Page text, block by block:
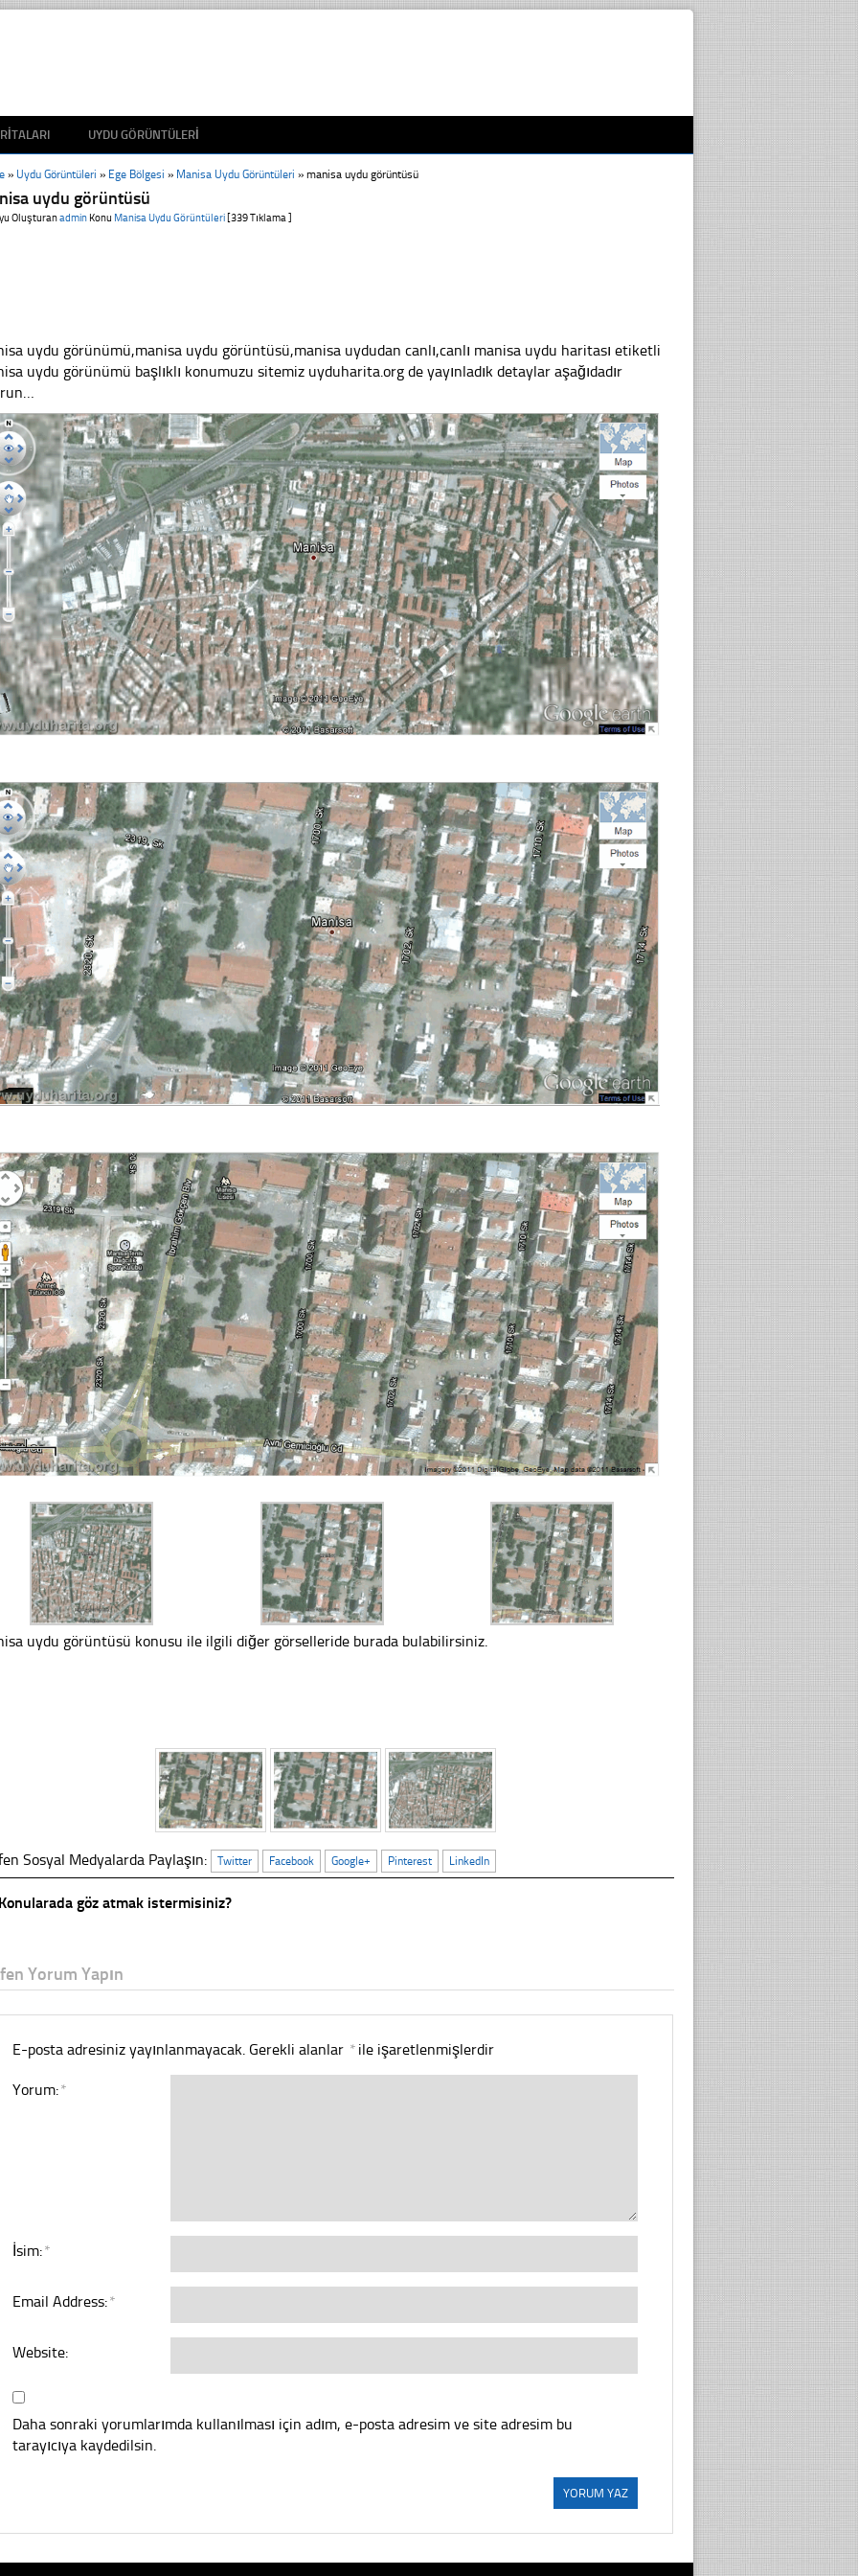
UYDU GÖRÜNTÜLERI
» Uydu Görüntüleri » Ege Bölgesi » Manisa Uydu Görüntüleri »manisa uydu görüntüsü
uydu görüntüsü
Oluşturanadmin Konu Manisa Uydu Görüntüleri [339 Tıklama ]
uydu görünümü,manisa uydu görüntüsü,manisa uydudan canlı,canlı manisa uydu haritası etiketli
uydu görünümü başlıklı konumuzu sitemiz uyduharita.org de yayınladık detaylar aşağıdadır
uydu görüntüsü konusu ile ilgili diğer görselleride burada bulabilirsiniz.
Sosyal Medyalarda Paylaşın: Twitter Facebook Google+ Pinterest LinkedIn
göz atmak istermisiniz?
Yorum Yapın
E-posta adresiniz yayınlanmayacak. Gerekli alanlar *ile işaretlenmişlerdir
Yorum:*
İsim:*
Email Address:*
Website:
Daha sonraki yorumlarımda kullanılması için adım, e-posta adresim ve site adresim bu
tarayıcıya kaydedilsin.